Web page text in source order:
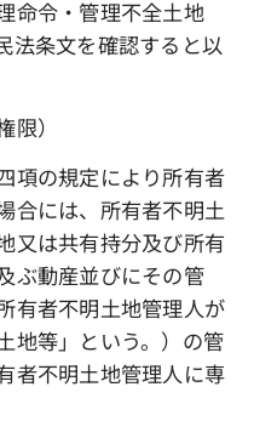
命令・管理不全土地
法条文を確認すると以
限）
の規定により所有者
合には、所有者不明土
又は共有持分及び所有
ぶ動産並びにその管
有者不明土地管理人が
地等」という。）の管
者不明土地管理人に専